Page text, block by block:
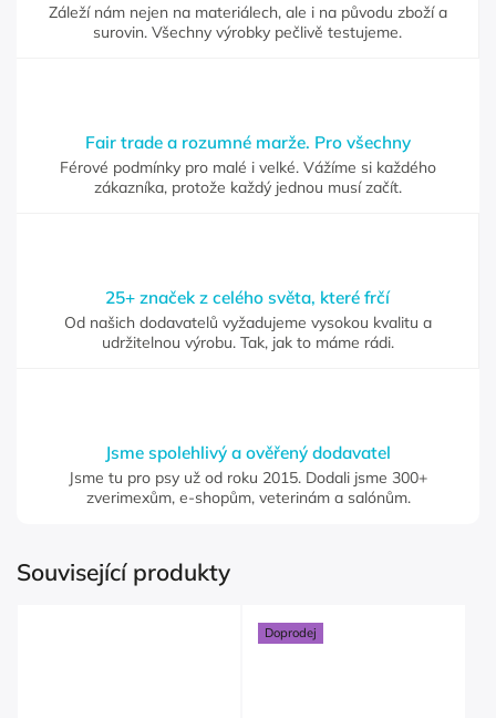
Záleží nám nejen na materiálech, ale i na původu zboží a
surovin. Všechny výrobky pečlivě testujeme.
Fair trade a rozumné marže. Pro všechny
Férové podmínky pro malé i velké. Vážíme si každého
zákazníka, protože každý jednou musí začít.
25+ značek z celého světa, které frčí
Od našich dodavatelů vyžadujeme vysokou kvalitu a
udržitelnou výrobu. Tak, jak to máme rádi.
Jsme spolehlivý a ověřený dodavatel
Jsme tu pro psy už od roku 2015. Dodali jsme 300+
zverimexům, e-shopům, veterinám a salónům.
Související produkty
Doprodej